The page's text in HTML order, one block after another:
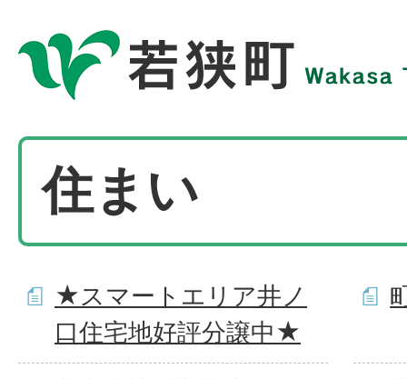
住まい
★スマートエリア井ノ
口住宅地好評分譲中★